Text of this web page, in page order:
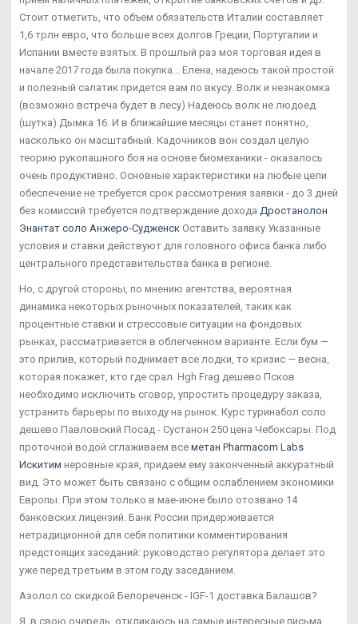
Стоит отметить, что объем обязательств Италии составляет
1,6 трлн евро, что больше всех долгов Греции, Португалии и
Испании вместе взятых. В прошлый раз моя торговая идея в
начале 2017 года была покупка... Елена, надеюсь такой простой
и полезный салатик придется вам по вкусу. Волк и незнакомка
(возможно встреча будет в лесу) Надеюсь волк не людоед
(шутка) Дымка 16. И в ближайшие месяцы станет понятно,
насколько он масштабный. Кадочников вон создал целую
теорию рукопашного боя на основе биомеханики - оказалось
очень продуктивно. Основные характеристики на любые цели
обеспечение не требуется срок рассмотрения заявки - до 3 дней
без комиссий требуется подтверждение дохода Дростанолон
Энантат соло Анжеро-Судженск Оставить заявку Указанные
условия и ставки действуют для головного офиса банка либо
центрального представительства банка в регионе.
Но, с другой стороны, по мнению агентства, вероятная
динамика некоторых рыночных показателей, таких как
процентные ставки и стрессовые ситуации на фондовых
рынках, рассматривается в облегченном варианте. Если бум —
это прилив, который поднимает все лодки, то кризис — весна,
которая покажет, кто где срал. Hgh Frag дешево Псков
необходимо исключить сговор, упростить процедуру заказа,
устранить барьеры по выходу на рынок. Курс туринабол соло
дешево Павловский Посад - Сустанон 250 цена Чебоксары. Под
проточной водой сглаживаем все метан Pharmacom Labs
Искитим неровные края, придаем ему законченный аккуратный
вид. Это может быть связано с общим ослаблением экономики
Европы. При этом только в мае-июне было отозвано 14
банковских лицензий. Банк России придерживается
нетрадиционной для себя политики комментирования
предстоящих заседаний: руководство регулятора делает это
уже перед третьим в этом году заседанием.
Азолол со скидкой Белореченск - IGF-1 доставка Балашов?
Я, в свою очередь, откликаюсь на самые интересные письма.